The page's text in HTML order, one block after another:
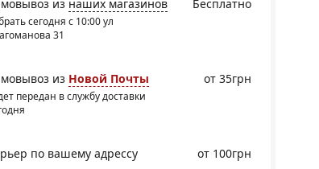
Бесплатно
из наших магазинов
сегодня с 10:00 ул
31
из Новой Почты
передан в службу доставки
от 35грн
по вашему адрессу от 100грн